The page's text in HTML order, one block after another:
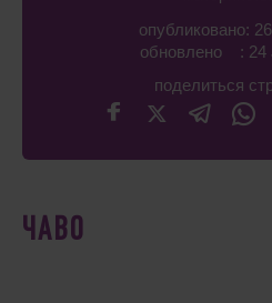
опубликовано:
обновлено : 24
поделиться
ЧАВО